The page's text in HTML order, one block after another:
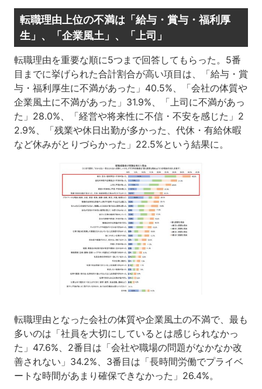
転職理由上位の不満は「給与・賞与・福利厚
生」、「企業風土」、「上司」
転職理由を重要な順に5つまで回答してもらった。5番
目までに挙げられた合計割合が高い項目は、「給与・賞
与・福利厚生に不満があった」40.5%、「会社の体質や
企業風土に不満があった」31.9%、「上司に不満があっ
た」28.0%、「経営や将来性に不信・不安を感じた」2
2.9%、「残業や休日出勤が多かった、代休・有給休暇
など休みがとりづらかった」22.5%という結果に。
転職理由となった会社の体質や企業風土の不満で、最も
多いのは「社員を大切にしているとは感じられなかっ
た」47.6%、2番目は「会社や職場の問題がなかなか改
善されない」34.2%、3番目は「長時間労働でプライベ
ートな時間があまり確保できなかった」26.4%。